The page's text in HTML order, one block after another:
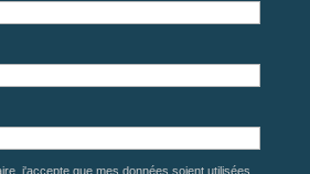
j'accepte que mes données soient utilisées